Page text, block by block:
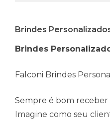
Brindes
Brindes
Falconi Brindes
Sempre é bom receber
Imagine como seu